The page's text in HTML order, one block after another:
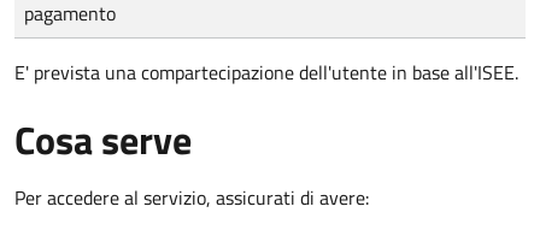
pagamento
E' prevista una compartecipazione dell'utente in base all'ISEE.
Cosa serve
Per accedere al servizio, assicurati di avere: